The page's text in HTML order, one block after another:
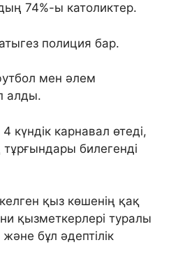
74%-ы католиктер.
полиция бар.
мен әлем
алды.
күндік карнавал өтеді,
тұрғындары билегенді
қыз көшенің қақ
қызметкерлері туралы
бұл әдептілік